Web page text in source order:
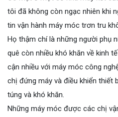
tôi đã không còn ngạc nhiên khi
tin vận hành máy móc trơn tru
Họ thậm chí là những người phụ
quê còn nhiều khó khăn về kinh
cận nhiều với máy móc công
chị đứng máy và điều khiển thiết
túng và khó khăn.
Những máy móc được các chị